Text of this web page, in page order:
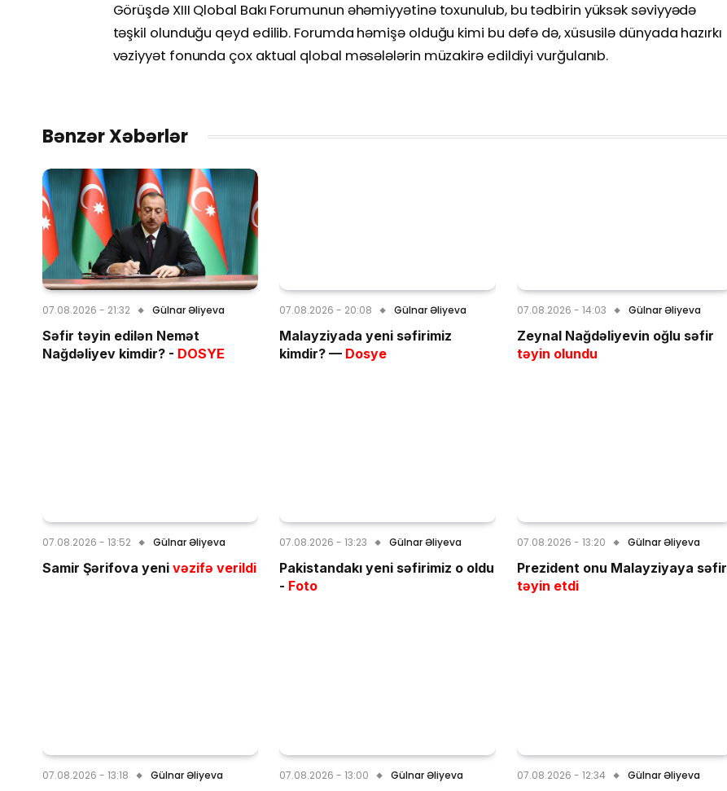
Görüşdə XIII Qlobal Bakı Forumunun əhəmiyyətinə toxunulub, bu tədbirin yüksək səviyyədə
təşkil olunduğu qeyd edilib. Forumda həmişə olduğu kimi bu dəfə də, xüsusilə dünyada hazırkı
vəziyyət fonunda çox aktual qlobal məsələlərin müzakirə edildiyi vurğulanıb.
Bənzər Xəbərlər
07.08.2026 - 21:32 Gülnar Əliyeva
Səfir təyin edilən Nemət
Nağdəliyev kimdir? - DOSYE
07.08.2026 - 20:08 Gülnar Əliyeva
Malayziyada yeni səfirimiz
kimdir? — Dosye
07.08.2026 - 14:03 Gülnar Əliyeva
Zeynal Nağdəliyevin oğlu səfir
təyin olundu
07.08.2026 - 13:52 Gülnar Əliyeva
Samir Şərifova yeni vəzifə verildi
07.08.2026 - 13:23 Gülnar Əliyeva
Pakistandakı yeni səfirimiz o oldu
- Foto
07.08.2026 - 13:20 Gülnar Əliyeva
Prezident onu Malayziyaya səfir
təyin etdi
07.08.2026 - 13:18 Gülnar Əliyeva 07.08.2026 - 13:00 Gülnar Əliyeva 07.08.2026 - 12:34 Gülnar Əliyeva